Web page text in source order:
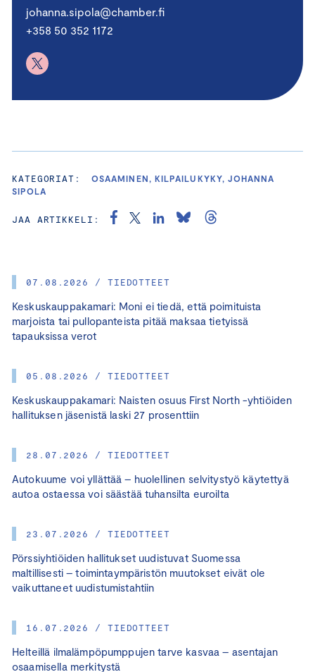
07.08.2026 / TIEDOTTEET
Keskuskauppakamari: Moni ei tiedä, että poimituista
marjoista tai pullopanteista pitää maksaa tietyissä
tapauksissa verot
05.08.2026 / TIEDOTTEET
Keskuskauppakamari: Naisten osuus First North -yhtiöiden
hallituksen jäsenistä laski 27 prosenttiin
28.07.2026 / TIEDOTTEET
Autokuume voi yllättää – huolellinen selvitystyö käytettyä
autoa ostaessa voi säästää tuhansilta euroilta
23.07.2026 / TIEDOTTEET
Pörssiyhtiöiden hallitukset uudistuvat Suomessa
maltillisesti – toimintaympäristön muutokset eivät ole
vaikuttaneet uudistumistahtiin
16.07.2026 / TIEDOTTEET
Helteillä ilmalämpöpumppujen tarve kasvaa – asentajan
osaamisella merkitystä
johanna.sipola@chamber.fi
+358 50 352 1172
KATEGORIAT:
OSAAMINEN, KILPAILUKYKY, JOHANNA
SIPOLA
JAA ARTIKKELI: